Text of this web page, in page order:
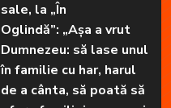
sale, la „În
Oglindă”: „Așa a vrut
Dumnezeu: să lase unul
în familie cu har, harul
de a cânta, să poată să